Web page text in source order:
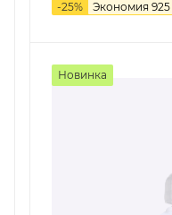
-25% Экономия 925
Новинка